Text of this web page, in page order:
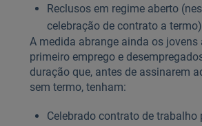
Reclusos em regime aberto
celebração de contrato a
A medida abrange ainda os jovens
primeiro emprego e
duração que, antes de assinarem
sem termo, tenham:
Celebrado contrato de trabalho